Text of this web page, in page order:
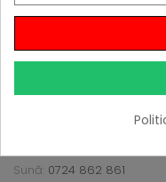
Adresă magazin:
Șoseaua Gheorghe
Sector 1, București, CP
Centura București 316
Sună: 0724 862 861